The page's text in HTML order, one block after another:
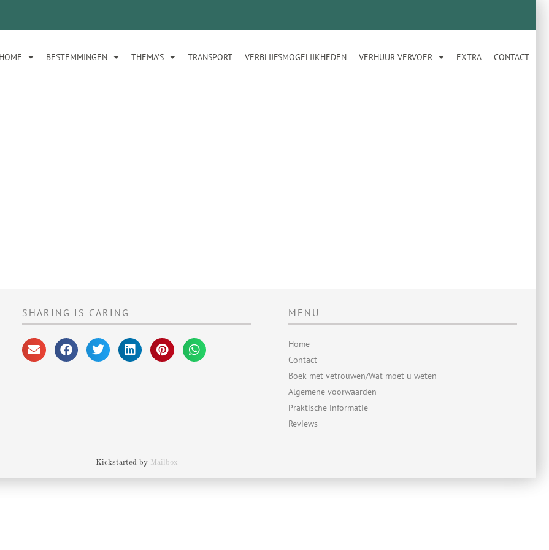
HOME BESTEMMINGEN THEMA’S TRANSPORT VERBLIJFSMOGELIJKHEDEN VERHUUR VERVOER EXTRA CONTACT
SHARING IS CARING MENU
Home
Contact
Boek met vetrouwen/Wat moet u weten
Algemene voorwaarden
Praktische informatie
Reviews
Kickstarted by Mailbox